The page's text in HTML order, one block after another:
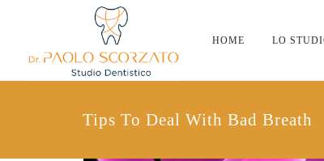
HOME LO
Tips To Deal With Bad Breath